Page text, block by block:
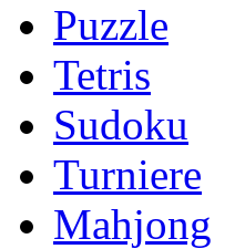
Puzzle
Tetris
Sudoku
Turniere
Mahjong